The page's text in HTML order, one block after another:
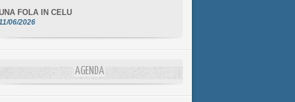
SCIMULÌ
10/06/2026
10/06/2026 AGENDA